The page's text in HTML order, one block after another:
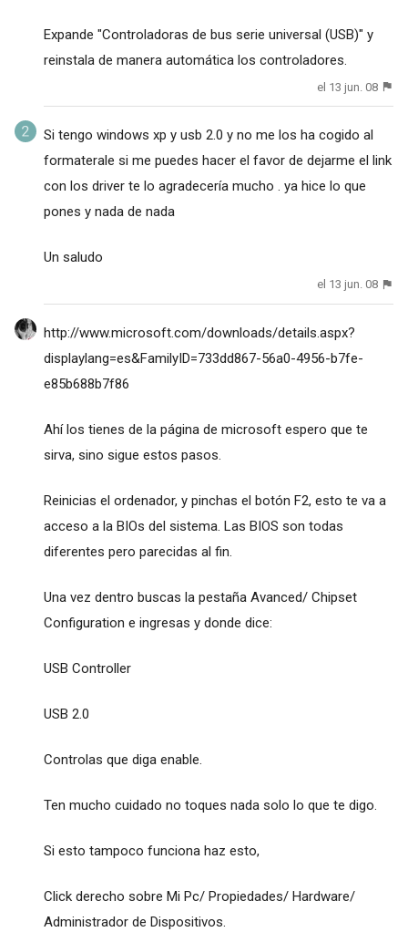
Expande "Controladoras de bus serie universal (USB)" y
reinstala de manera automática los controladores.
el 13 jun. 08
Si tengo windows xp y usb 2.0 y no me los ha cogido al
formaterale si me puedes hacer el favor de dejarme el link
con los driver te lo agradecería mucho . ya hice lo que
pones y nada de nada
Un saludo
el 13 jun. 08
http://www.microsoft.com/downloads/details.aspx?
displaylang=es&FamilyID=733dd867-56a0-4956-b7fe-
e85b688b7f86
Ahí los tienes de la página de microsoft espero que te
sirva, sino sigue estos pasos.
Reinicias el ordenador, y pinchas el botón F2, esto te va a
acceso a la BIOs del sistema. Las BIOS son todas
diferentes pero parecidas al fin.
Una vez dentro buscas la pestaña Avanced/ Chipset
Configuration e ingresas y donde dice:
USB Controller
USB 2.0
Controlas que diga enable.
Ten mucho cuidado no toques nada solo lo que te digo.
Si esto tampoco funciona haz esto,
Click derecho sobre Mi Pc/ Propiedades/ Hardware/
Administrador de Dispositivos.